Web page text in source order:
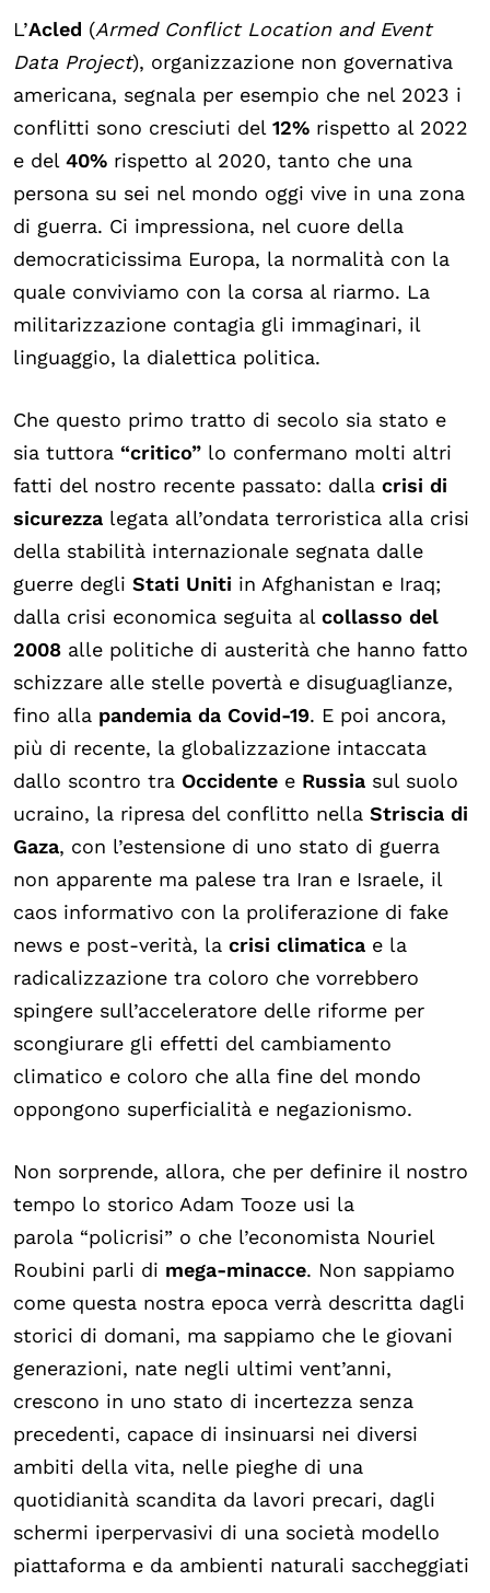
L’Acled (Armed Conflict Location and Event
Data Project), organizzazione non governativa
americana, segnala per esempio che nel 2023 i
conflitti sono cresciuti del 12% rispetto al 2022
e del 40% rispetto al 2020, tanto che una
persona su sei nel mondo oggi vive in una zona
di guerra. Ci impressiona, nel cuore della
democraticissima Europa, la normalità con la
quale conviviamo con la corsa al riarmo. La
militarizzazione contagia gli immaginari, il
linguaggio, la dialettica politica.
Che questo primo tratto di secolo sia stato e
sia tuttora “critico” lo confermano molti altri
fatti del nostro recente passato: dalla crisi di
sicurezza legata all’ondata terroristica alla crisi
della stabilità internazionale segnata dalle
guerre degli Stati Uniti in Afghanistan e Iraq;
dalla crisi economica seguita al collasso del
2008 alle politiche di austerità che hanno fatto
schizzare alle stelle povertà e disuguaglianze,
fino alla pandemia da Covid-19. E poi ancora,
più di recente, la globalizzazione intaccata
dallo scontro tra Occidente e Russia sul suolo
ucraino, la ripresa del conflitto nella Striscia di
Gaza, con l’estensione di uno stato di guerra
non apparente ma palese tra Iran e Israele, il
caos informativo con la proliferazione di fake
news e post-verità, la crisi climatica e la
radicalizzazione tra coloro che vorrebbero
spingere sull’acceleratore delle riforme per
scongiurare gli effetti del cambiamento
climatico e coloro che alla fine del mondo
oppongono superficialità e negazionismo.
Non sorprende, allora, che per definire il nostro
tempo lo storico Adam Tooze usi la
parola “policrisi” o che l’economista Nouriel
Roubini parli di mega-minacce. Non sappiamo
come questa nostra epoca verrà descritta dagli
storici di domani, ma sappiamo che le giovani
generazioni, nate negli ultimi vent’anni,
crescono in uno stato di incertezza senza
precedenti, capace di insinuarsi nei diversi
ambiti della vita, nelle pieghe di una
quotidianità scandita da lavori precari, dagli
schermi iperpervasivi di una società modello
piattaforma e da ambienti naturali saccheggiati